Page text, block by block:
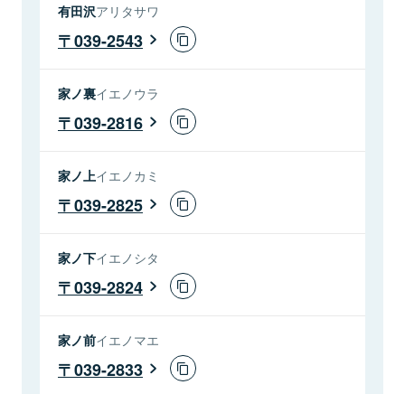
有田沢アリタサワ
039-2543
家ノ裏イエノウラ
039-2816
家ノ上イエノカミ
039-2825
家ノ下イエノシタ
039-2824
家ノ前イエノマエ
039-2833